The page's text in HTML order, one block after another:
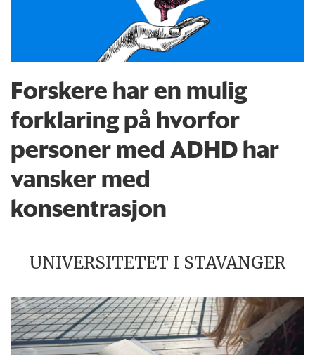
Forskere har en mulig
forklaring på hvorfor
personer med ADHD har
vansker med
konsentrasjon
UNIVERSITETET I STAVANGER